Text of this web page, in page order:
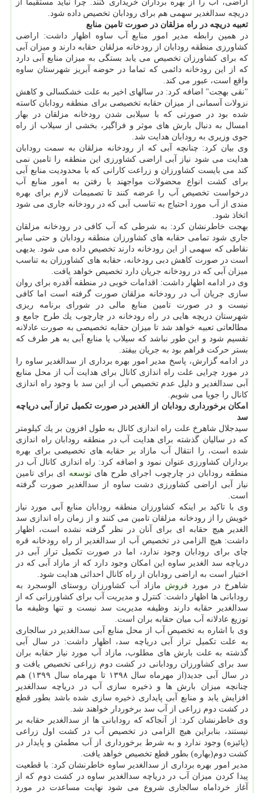
اراضی، آب را از بهره برداران خریداری كنند. چرا نباید مستقیما از
دریچه سدالغدیر سهمی هم برای رودابان تخصیص داده شود.
تعبیه دریچه در راه مزلقان در صورت تامین منابع
در همین رابطه مدیر امور منابع آب ساوه اظهار داشت: اراضی
كشاورزی منطقه رودابان از رودخانه مزلقان حقابه دارند و میزان آبی
كه برای كشاورزان تخصیص می یابد بستگی به میزان منابع آبی دارد
كه از این رودخانه دائمی كه تماما در حوضه آبریز شهرستان ساوه
واقع است، عبور می كند.
"نقی بهجت" اضافه كرد: در سالهای اخیر به علت خشكسالی و كاهش
نزولات آسمانی از میزان حقابه تخصیصی برای منطقه رودابان كاسته
شده بود در صورتی كه با سیلابی شدن رودخانه مزلقان در بهار
امسال به دنبال بارش های موثر و فراگیر، بخشی از سیلاب از راه
جوی وزیری به رودابان هدایت شد.
وی بیان كرد: چنانچه آبی كه از رودخانه مزلقان به سمت رودابان
هدایت می شود نیاز آبی اراضی كشاورزی این منطقه را تامین نمی
كند می بایست كشاورزان و زراعت كارانی كه با محدودیت منابع آبی
برای كشت انواع محضولات مواجهند با رفتن به امور منابع آب
درخواست تخصیص آب را عرضه كنند تا تصمیمات لازم برای بهره
مندی از آب مورد احتیاج به تناسب آبی كه در رودخانه جاری می شود
اتخاذ شود.
بهجت خاطرنشان كرد: به شرطی كه آب كافی در رودخانه مزلقان
جاری شود تمامی حقابه های كشاورزان منطقه رودابان و حتی سایر
نقاطی كه سهمی از این رودخانه دارند تخصیص داده می شود. بدیهی
است در صورت كاهش دبی رودخانه، حقابه های كشاورزان به تناسب
میزان آبی كه در رودخانه جریان دارد تخصیص خواهد یافت.
وی در ادامه اظهار داشت: اقدامات خوبی در منطقه آقدره برای روان
سازی جریان آب در رودخانه مزلقان صورت گرفته است اما كافی
نیست و در صورت تامین منابع مالی در شورای برنامه ریزی
شهرستان دریچه هایی در راه رودخانه در چارچوب یك طرح جامع و
مطالعاتی تعبیه خواهد شد تا میزان حقابه تخصیصی به صورت عادلانه
تقسیم شود و این طور نباشد كه سیلاب یا منابع آبی به هر طرف كه
بستر حركت فراهم بود به جریان بیفتد.
در ادامه گزارش، پاسخ مدیر امور بهره برداری از سدالغدیر ساوه را
در مورد چرایی علت راه اندازی كانال برای هدایت آب از محل منابع
آبی سدالغدیر و دلیل عدم تخصیص آب از این سد با وجود راه اندازی
كانال را جویا می شویم.
امكان برخورداری رودابان از الغدیر در صورت تكمیل تراز آبی دریاچه
سد
سیدجلال شاهرخ علت راه اندازی كانال به طول افزون بر یك كیلومتر
كه در سالیان گذشته برای هدایت آب در منطقه رودابان راه اندازی
شده است، را انتقال آب مازاد بر حقابه های تخصیصی برای بهره
برداران كشاورزی عنوان نمود و اضافه كرد: راه اندازی كانال آب در
منطقه رودابان در چارچوب اجرای طرح هایتوسعه ای برای تامین
نیاز آبی اراضی كشاورزی دشت ساوه از سدالغدیر صورت گرفته
است.
وی با تاكید بر اینكه كشاورزان منطقه رودابان منابع آبی مورد نیاز
خویش را از رودخانه مزلقان تامین می كنند و از زمان راه اندازی سد
الغدیر هیچ حقابه ای برای آنان در نظر گرفته نشده است، اظهار
داشت: هیچ الزامی در تخصیص آب از سدالغدیر از راه رودخانه قره
چای برای رودابان وجود ندارد، اما در صورت تكمیل تراز آبی در
دریاچه سد الغدیر ساوه این امكان وجود دارد كه از مازاد آبی كه در
اختیار است به اراضی رودابان از راه كانال احداثی هدایت شود.
شاهرخ در مورد فروش مازاد آب كشاورزان روستای الوسجرد به
رودابانی ها اظهار داشت: كنترل و مدیریت آب برای كشاورزانی كه از
سدالغدیر حقابه دارند وظیفه مدیریت سد نیست و تنها وظیفه ما
توزیع عادلانه آب میان حقابه بران است.
وی با اشاره به تخصیص آب از محل منابع آبی سدالغدیر در سالجاری
به علت تكمیل تراز آبی دریاچه سد، اظهار داشت: در سال آبی
گذشته به علت بارش های مطلوب، مازاد آب مورد نیاز حقابه بران
سد برای كشاورزان رودابانی در كشت دوم زراعی تخصیص یافت و
در سال آبی جدید(از مهرماه سال ۱۳۹۸ تا مهرماه سال ۱۳۹۹) هم
چنانچه میزان بارش ها و ذخیره سازی آب در دریاچه سدالغدیر
افزایش یابد و منابع آبی پایداری ذخیره سازی شده باشد بطور قطع
در كشت دوم زراعی از آب سد برخوردار خواهند شد.
وی خاطرنشان كرد: از آنجاكه كه رودابانی ها از سدالغدیر حقابه بر
نیستند، بنابراین هیچ الزامی در تخصیص آب در كشت اول زراعی
(پائیزه) وجود ندارد و به شرط برخورداری از آب مطمئن و پایدار در
كشت دوم(بهاره) بطور قطع تخصیص خواهد یافت.
مدیر امور بهره برداری از سدالغدیر ساوه خاطرنشان كرد: با قطعیت
پیدا كردن میزان آب در دریاچه سدالغدیر ساوه در كشت دوم كه از
آغاز خرداماه سالجاری شروع می شود نهایت مساعدت در مورد